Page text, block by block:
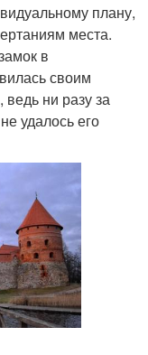
плану,
места.
в
своим
ни разу за
удалось его